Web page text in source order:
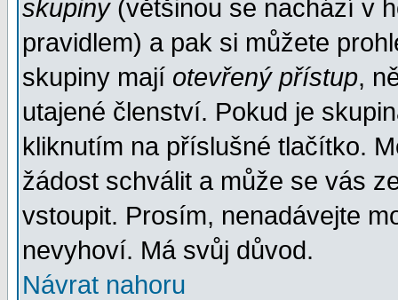
skupiny(většinou se nachází v
pravidlem) a pak si můžete
skupiny mají otevřený přístup,
utajené členství. Pokud je
kliknutím na příslušné tlačítko.
žádost schválit a může se vás
vstoupit. Prosím, nenadávejte
nevyhoví. Má svůj důvod.
Návrat nahoru